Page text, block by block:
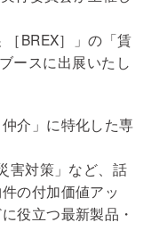
［BREX］」の「賃
ースに出展いたし
介」に特化した専
害対策」など、話
の付加価値アッ
役立つ最新製品・